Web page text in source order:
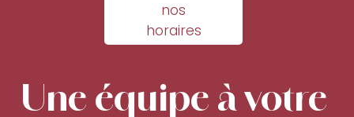
nos
horaires
Une équipe à votre